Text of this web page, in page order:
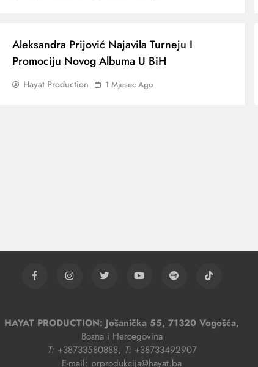
Aleksandra Prijović Najavila Turneju I
Promociju Novog Albuma U BiH
Hayat Production 1 Mjesec Ago
HAYAT PRODUCTION: Jošanička 55, 71320 Vogošća,
Bosna i Hercegovina
T:+38733580888, T:+38733492907
E-mail: prprodukcija@hayat.ba